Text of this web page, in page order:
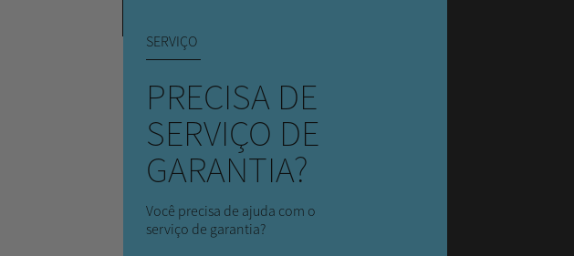
SERVIÇO
PRECISA DE
SERVIÇO DE
GARANTIA?
Você precisa de ajuda com o
serviço de garantia?